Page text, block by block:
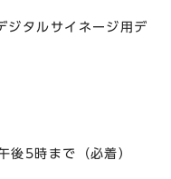
イネージ用デ
5時まで（必着）